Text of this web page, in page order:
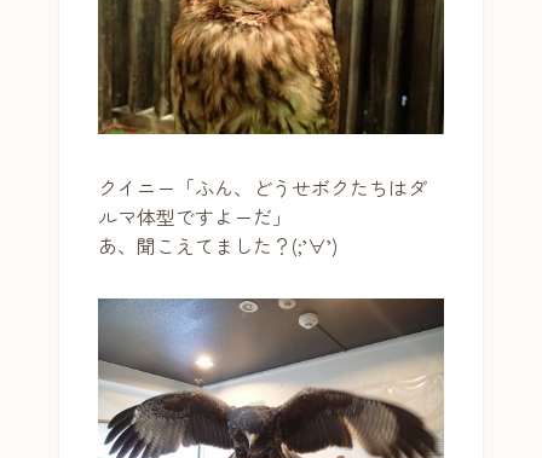
クイニー「ふん、どうせボクたちはダ
ルマ体型ですよーだ」
あ、聞こえてました？(;’∀’)